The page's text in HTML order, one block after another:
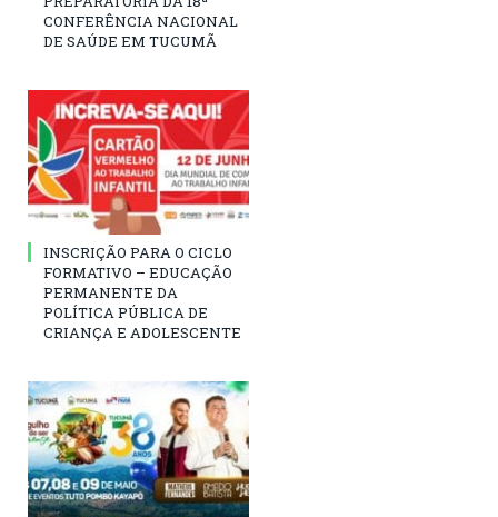
CONFERÊNCIA NACIONAL
DE SAÚDE EM TUCUMÃ
INSCRIÇÃO PARA O CICLO
FORMATIVO – EDUCAÇÃO
PERMANENTE DA
POLÍTICA PÚBLICA DE
CRIANÇA E ADOLESCENTE